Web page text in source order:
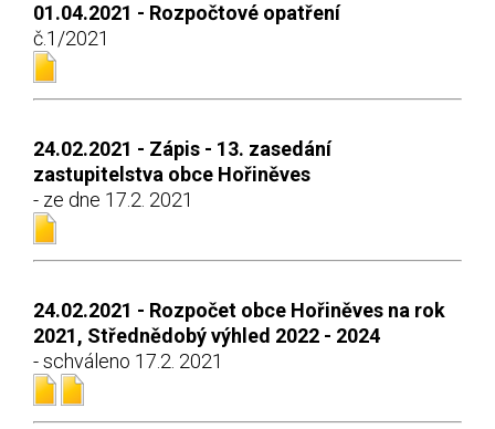
01.04.2021 - Rozpočtové opatření
č.1/2021
24.02.2021 - Zápis - 13. zasedání
zastupitelstva obce Hořiněves
- ze dne 17.2. 2021
24.02.2021 - Rozpočet obce Hořiněves na rok
2021, Střednědobý výhled 2022 - 2024
- schváleno 17.2. 2021